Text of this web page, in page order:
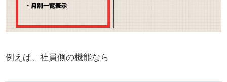
例えば、社員側の機能なら